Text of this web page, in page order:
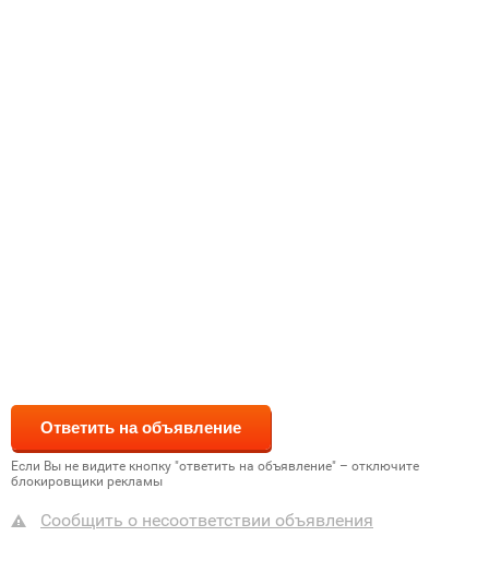
Если Вы не видите кнопку "ответить на объявление" – отключите
блокировщики рекламы
Сообщить о несоответствии объявления